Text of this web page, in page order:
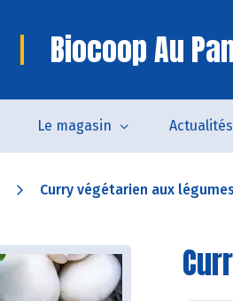
Biocoop Au
Le magasin Actualités
Curry végétarien aux